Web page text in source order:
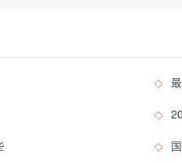
◇
◇
◇